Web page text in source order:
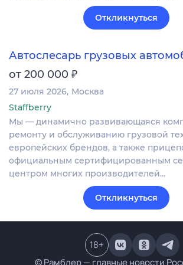
Откликнуться
Автослесарь грузовых
от 200 000 ₽
27 июля 2026 Москва
Staffberry
Мы — динамично развивающаяся
ремонту и обслуживанию грузовой
европейских брендов, а также
официальным сертифицированным
центром многих производителей…
Откликнуться
© Рамблер — главные новости
18+